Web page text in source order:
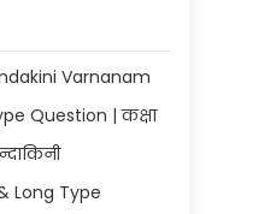
Varnanam
Question | कक्षा
Long Type